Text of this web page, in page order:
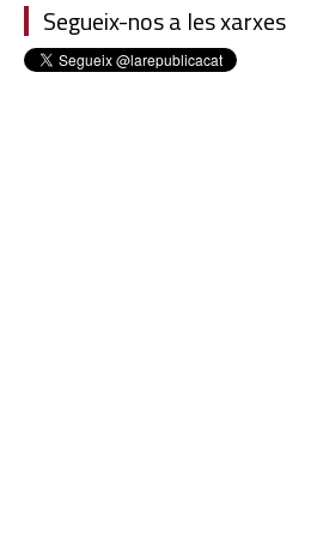
Segueix-nos a les xarxes